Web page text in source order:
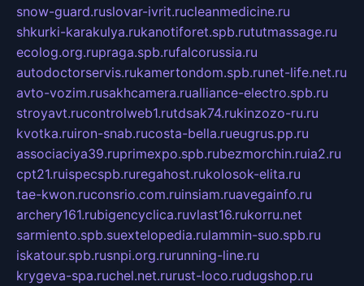
snow-guard.ruslovar-ivrit.rucleanmedicine.ru
shkurki-karakulya.rukanotiforet.spb.rututmassage.ru
ecolog.org.rupraga.spb.rufalcorussia.ru
autodoctorservis.rukamertondom.spb.runet-life.net.ru
avto-vozim.rusakhcamera.rualliance-electro.spb.ru
stroyavt.rucontrolweb1.rutdsak74.rukinzozo-ru.ru
kvotka.ruiron-snab.rucosta-bella.rueugrus.pp.ru
associaciya39.ruprimexpo.spb.rubezmorchin.ruia2.ru
cpt21.ruispecspb.ruregahost.rukolosok-elita.ru
tae-kwon.ruconsrio.com.ruinsiam.ruavegainfo.ru
archery161.rubigencyclica.ruvlast16.rukorru.net
sarmiento.spb.suextelopedia.rulammin-suo.spb.ru
iskatour.spb.rusnpi.org.rurunning-line.ru
krygeva-spa.ruchel.net.rurust-loco.rudugshop.ru